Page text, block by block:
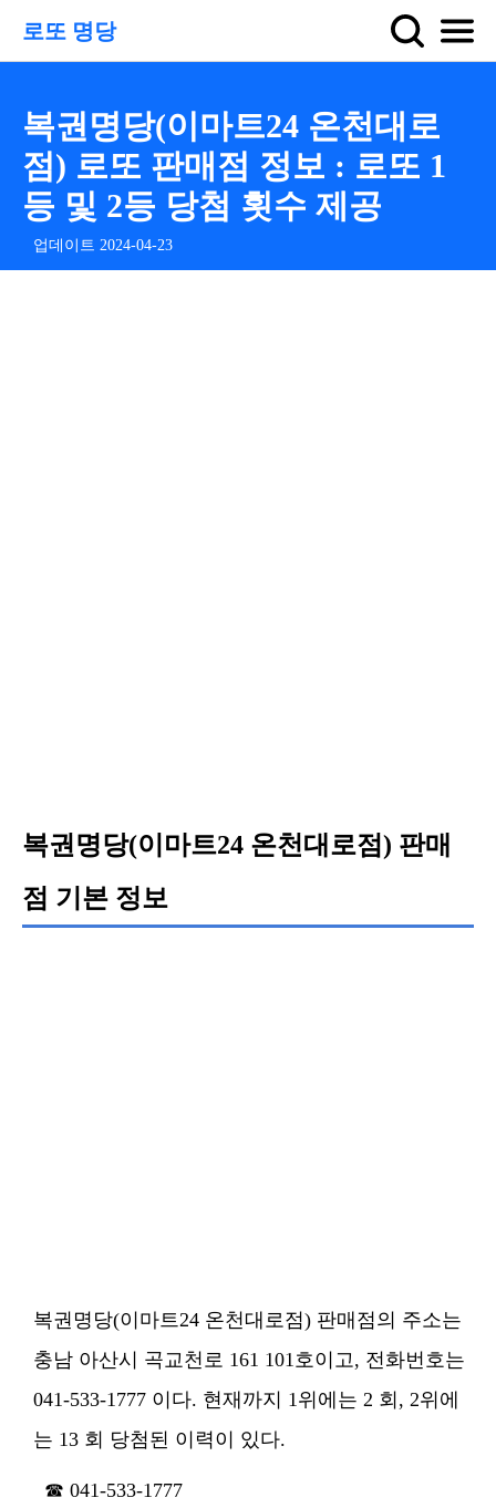
로또 명당
복권명당(이마트24 온천대로
점) 로또 판매점 정보 : 로또 1
등 및 2등 당첨 횟수 제공
업데이트 2024-04-23
복권명당(이마트24 온천대로점) 판매
점 기본 정보
복권명당(이마트24 온천대로점) 판매점의 주소는
충남 아산시 곡교천로 161 101호이고, 전화번호는
041-533-1777 이다. 현재까지 1위에는 2 회, 2위에
는 13 회 당첨된 이력이 있다.
041-533-1777